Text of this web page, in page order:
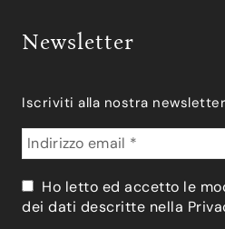
Newsletter
Iscriviti alla nostra newsletter
Ho letto ed accetto le
dei dati descritte nella